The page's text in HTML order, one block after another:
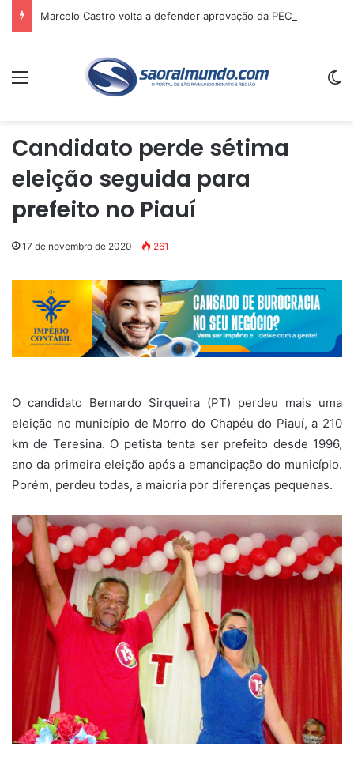
Menu
Candidato perde sétima
eleição seguida para
prefeito no Piauí
17 de novembro de 2020 261
O candidato Bernardo Sirqueira (PT) perdeu mais uma
eleição no município de Morro do Chapéu do Piauí, a 210
km de Teresina. O petista tenta ser prefeito desde 1996,
ano da primeira eleição após a emancipação do município.
Porém, perdeu todas, a maioria por diferenças pequenas.